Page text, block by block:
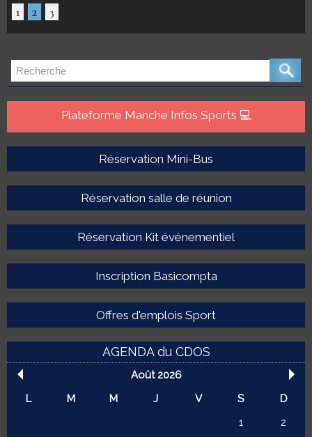
1 2 3
Plateforme Manche Infos Sports 💻
Réservation Mini-Bus
Réservation salle de réunion
Réservation Kit événementiel
Inscription Basicompta
Offres d'emplois Sport
AGENDA du CDOS
Août 2026
L
M M J V S
D
1
2